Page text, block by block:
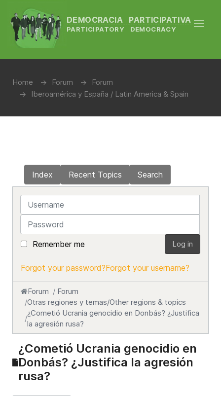
DEMOCRACIA PARTICIPATIVA
PARTICIPATORY DEMOCRACY
Home Forum
Forum
Iberoamérica y España / Latin America & Spain
Index Recent Topics Search
Username
Password
Remember me Log in
Forgot your password?Forgot your username?
Forum
Forum
Otras regiones y temas/Other regions & topics
¿Cometió Ucrania genocidio en Donbás? ¿Justifica
la agresión rusa?
¿Cometió Ucrania genocidio en
Donbás? ¿Justifica la agresión
rusa?